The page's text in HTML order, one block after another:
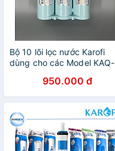
Bộ 10 lõi lọc nước Karofi
dùng cho các Model KAQ-
P95... 12CTO3/123SMAX
PRO + RO 100GDP
+ HP6.2 Hàng chính hãng
950.000 đ